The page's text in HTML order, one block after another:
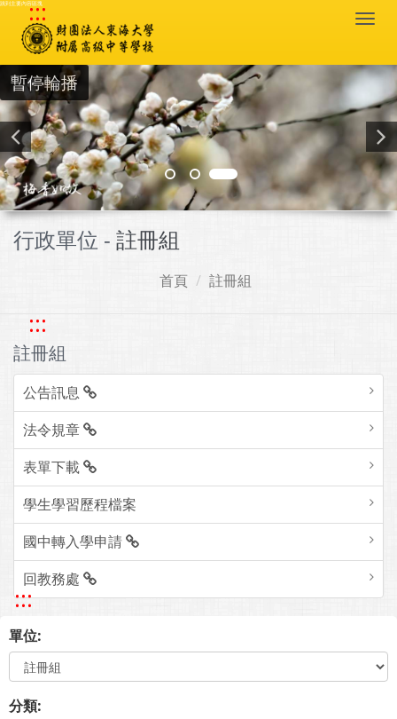
跳到主要內容區塊
:::
暫停輪播
行政單位 - 註冊組
首頁 註冊組
:::
註冊組
公告訊息
法令規章
表單下載
學生學習歷程檔案
國中轉入學申請
回教務處
:::
單位:
分類: